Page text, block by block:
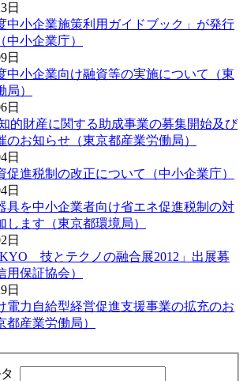
日
中小企業施策利用ガイドブック」が発行
中小企業庁）
日
中小企業向け融資等の実施について（東
）
日
的財産に関する助成事業の募集開始及び
のお知らせ（東京都産業労働局）
日
促進税制の改正について（中小企業庁）
日
具を中小企業者向け省エネ促進税制の対
します（東京都環境局）
日
技とテクノの融合展2012」出展募
用保証協会）
日
電力自給型経営促進支援事業の拡充のお
都産業労働局）